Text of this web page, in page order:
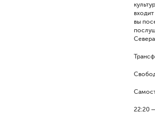
вы
22:20